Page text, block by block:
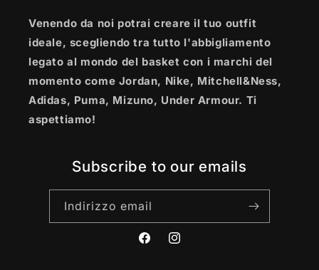
Venendo da noi potrai creare il tuo outfit
ideale, scegliendo tra tutto l'abbigliamento
legato al mondo del basket con i marchi del
momento come Jordan, Nike, Mitchell&Ness,
Adidas, Puma, Mizuno, Under Armour. Ti
aspettiamo!
Subscribe to our emails
Indirizzo email
FacebookInstagram